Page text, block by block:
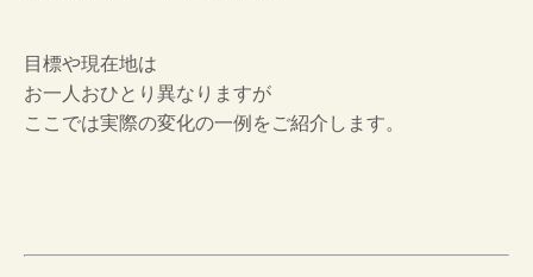
目標や現在地は
お一人おひとり異なりますが
ここでは実際の変化の一例をご紹介します。